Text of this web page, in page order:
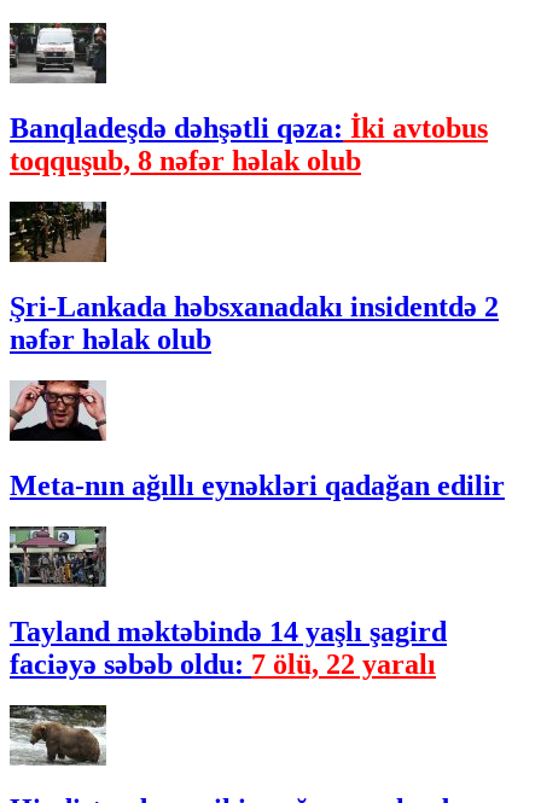
Banqladeşdə dəhşətli qəza: İki avtobus
toqquşub, 8 nəfər həlak olub
Şri-Lankada həbsxanadakı insidentdə 2
nəfər həlak olub
Meta-nın ağıllı eynəkləri qadağan edilir
Tayland məktəbində 14 yaşlı şagird
faciəyə səbəb oldu: 7 ölü, 22 yaralı